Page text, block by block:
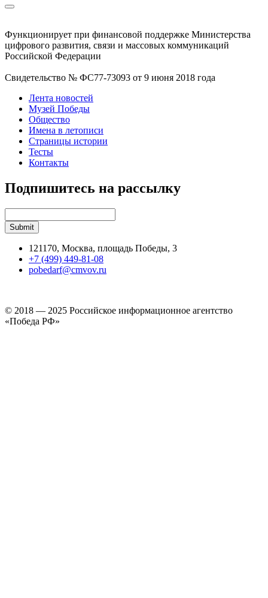
Функционирует при финансовой поддержке Министерства
цифрового развития, связи и массовых коммуникаций
Российской Федерации
Свидетельство № ФС77-73093 от 9 июня 2018 года
Лента новостей
Музей Победы
Общество
Имена в летописи
Страницы истории
Тесты
Контакты
Подпишитесь на рассылку
121170, Москва, площадь Победы, 3
+7 (499) 449-81-08
pobedarf@cmvov.ru
© 2018 — 2025 Российское информационное агентство
«Победа РФ»